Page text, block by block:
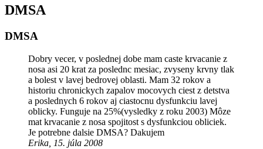
DMSA
DMSA
Dobry vecer, v poslednej dobe mam caste krvacanie z
nosa asi 20 krat za poslednc mesiac, zvyseny krvny tlak
a bolest v lavej bedrovej oblasti. Mam 32 rokov a
historiu chronickych zapalov mocovych ciest z detstva
a poslednych 6 rokov aj ciastocnu dysfunkciu lavej
oblicky. Funguje na 25%(vysledky z roku 2003) Môze
mat krvacanie z nosa spojitost s dysfunkciou obliciek.
Je potrebne dalsie DMSA? Dakujem
Erika, 15. júla 2008